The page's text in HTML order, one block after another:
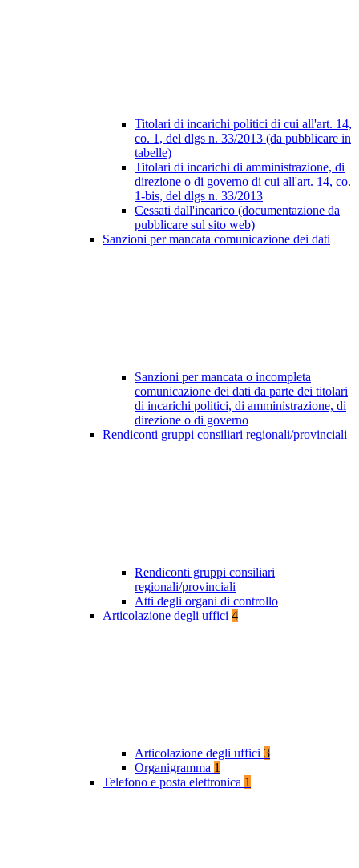
Titolari di incarichi politici di cui all'art. 14,
co. 1, del dlgs n. 33/2013 (da pubblicare in
tabelle)
Titolari di incarichi di amministrazione, di
direzione o di governo di cui all'art. 14, co.
1-bis, del dlgs n. 33/2013
Cessati dall'incarico (documentazione da
pubblicare sul sito web)
Sanzioni per mancata comunicazione dei dati
Sanzioni per mancata o incompleta
comunicazione dei dati da parte dei titolari
di incarichi politici, di amministrazione, di
direzione o di governo
Rendiconti gruppi consiliari regionali/provinciali
Rendiconti gruppi consiliari
regionali/provinciali
Atti degli organi di controllo
Articolazione degli uffici 4
Articolazione degli uffici 3
Organigramma 1
Telefono e posta elettronica 1